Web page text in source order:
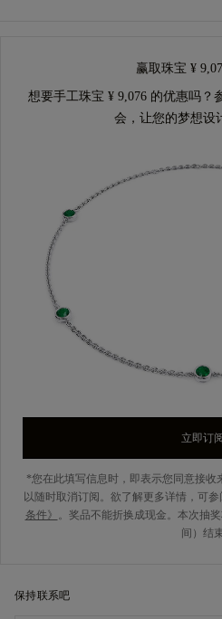
赢取珠宝 ¥
想要手工珠宝 ¥ 9,076 的优惠吗？
会，让您的梦想设
立即订阅
*您在此填写信息时，即表示您同意接收
以随时取消订阅。欲了解更多详情，可参
条件》 。奖品不能折换成现金。本次抽
间）结
保持联系吧